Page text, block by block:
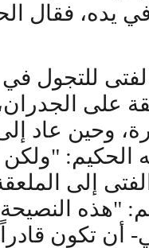
في يده، فقال
للتجول
على
وحين عاد
الحكيم:
إلى
"هذه
أن تكون